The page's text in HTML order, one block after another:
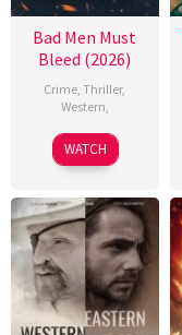
Bad Men Must
Bleed (2026)
Crime,Thriller,
Western,
WATCH